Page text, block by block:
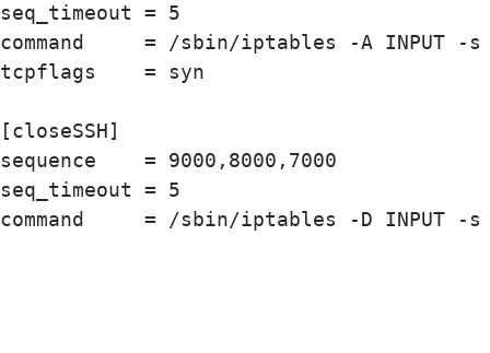
seq_timeout = 5
command     = /sbin/iptables -A INPUT -
tcpflags    = syn
[closeSSH]
sequence    = 9000,8000,7000
seq_timeout = 5
command     = /sbin/iptables -D INPUT